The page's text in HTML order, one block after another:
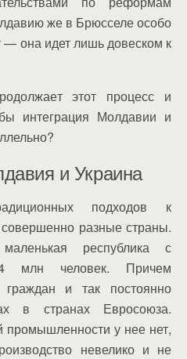
же в Брюсселе особо
она идет лишь довеском к
этот процесс и
интеграция Молдавии и
и Украина
подходов к
разные страны.
республика с
млн человек. Причем
граждан и так постоянно
в странах Евросоюза.
промышленности у нее нет,
невелико и не